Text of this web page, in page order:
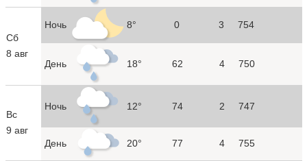
Сб
8 авг
Ночь 8° 0 3 754
День 18° 62 4 750
Вс
9 авг
Ночь 12° 74 2 747
День 20° 77 4 755